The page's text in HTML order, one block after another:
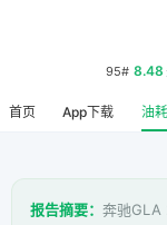
95# 8.48
首页 App下载 油
报告摘要： 奔驰GLA